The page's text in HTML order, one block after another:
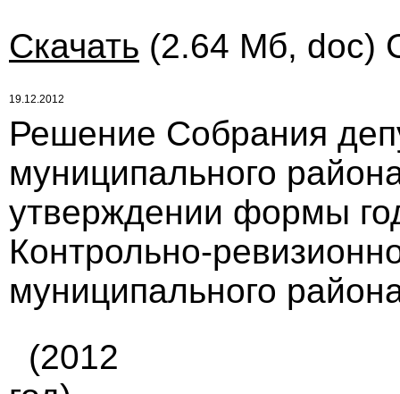
Скачать (2.64 Мб, doc)
19.12.2012
Решение Собрания
муниципального
утверждении формы
Контрольно-
муниципального
(2012